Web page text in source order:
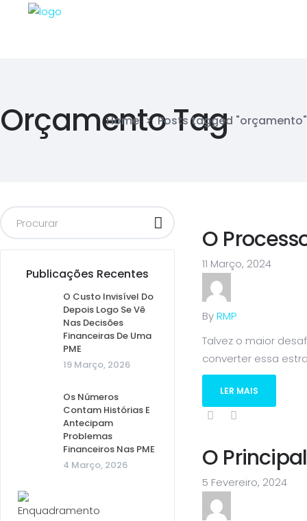
Orçamento Tag
Home > Posts tagged "orçamento"
Publicações Recentes
O Custo Invisível Do
Depois Logo Se Vê
Nas Decisões
Financeiras De Uma
PME
19 Março, 2026
Os Números
Contam Histórias E
Antecipam
Problemas
Financeiros Nas PME
4 Março, 2026
O
11 Março, 2024
ByRMP
Talvez o maior
converter essa
LER MAIS
O
5 Fevereiro, 2024